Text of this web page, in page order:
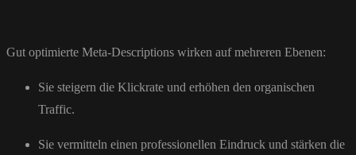
Gut optimierte Meta-Descriptions wirken auf mehreren Ebenen:
Sie steigern die Klickrate und erhöhen den organischen
Traffic.
Sie vermitteln einen professionellen Eindruck und stärken die